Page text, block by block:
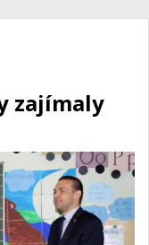
zajímaly